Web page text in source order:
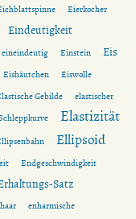
Eierkocher
Eindeutigkeit
eineindeutig Einstein
Eis
Eishäutchen
Eiswolle
Gebilde
elastischer
Elastizität
Ellipsoid
Endgeschwindigkeit
Satz
enharmische